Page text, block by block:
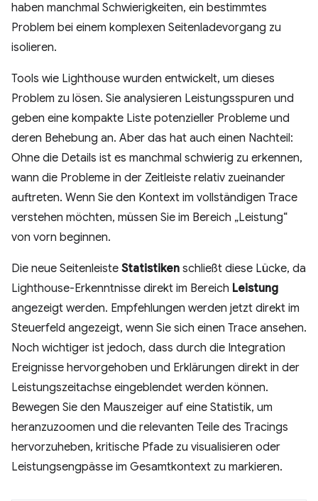
haben manchmal Schwierigkeiten, ein bestimmtes
Problem bei einem komplexen Seitenladevorgang zu
isolieren.
Tools wie Lighthouse wurden entwickelt, um dieses
Problem zu lösen. Sie analysieren Leistungsspuren und
geben eine kompakte Liste potenzieller Probleme und
deren Behebung an. Aber das hat auch einen Nachteil:
Ohne die Details ist es manchmal schwierig zu erkennen,
wann die Probleme in der Zeitleiste relativ zueinander
auftreten. Wenn Sie den Kontext im vollständigen Trace
verstehen möchten, müssen Sie im Bereich „Leistung“
von vorn beginnen.
Die neue Seitenleiste Statistiken schließt diese Lücke, da
Lighthouse-Erkenntnisse direkt im Bereich Leistung
angezeigt werden. Empfehlungen werden jetzt direkt im
Steuerfeld angezeigt, wenn Sie sich einen Trace ansehen.
Noch wichtiger ist jedoch, dass durch die Integration
Ereignisse hervorgehoben und Erklärungen direkt in der
Leistungszeitachse eingeblendet werden können.
Bewegen Sie den Mauszeiger auf eine Statistik, um
heranzuzoomen und die relevanten Teile des Tracings
hervorzuheben, kritische Pfade zu visualisieren oder
Leistungsengpässe im Gesamtkontext zu markieren.